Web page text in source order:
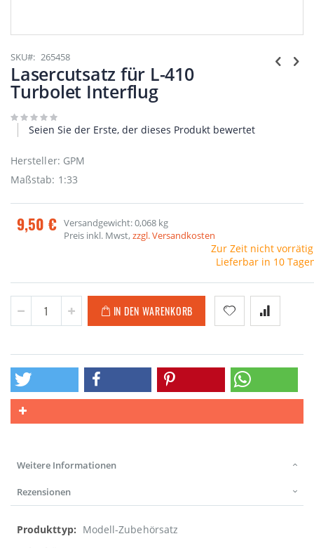
Anfang
der
Bildgalerie
springen
SKU 265458
Lasercutsatz für L-410
Turbolet Interflug
Seien Sie der Erste, der dieses Produkt bewertet
Hersteller: GPM
Maßstab: 1:33
9,50 € Versandgewicht: 0,068 kg
Preis inkl. Mwst,zzgl. Versandkosten
Zur Zeit nicht
Lieferbar in 10
IN DEN WARENKORB
Weitere Informationen
Rezensionen
Weitere
Modell-Zubehörsatz